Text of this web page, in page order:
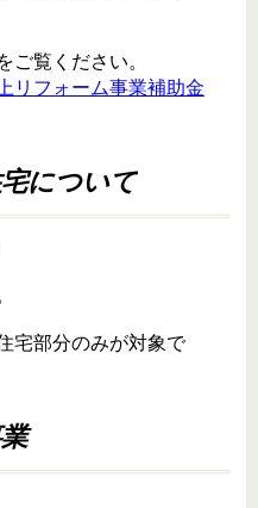
覧ください。
リフォーム事業補助金
について
部分のみが対象で